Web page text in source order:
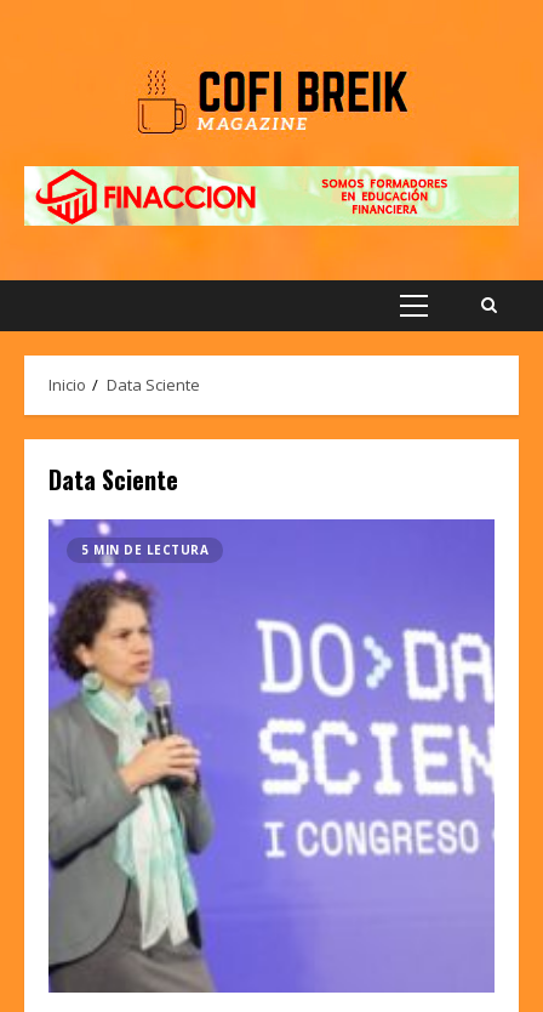
Menú
Inicio Data Sciente
Data Sciente
5 MIN DE LECTURA